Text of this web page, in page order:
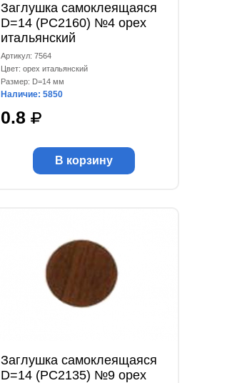
Заглушка самоклеящаяся
D=14 (РС2160) №4 орех
итальянский
Артикул: 7564
Цвет: орех итальянский
Размер: D=14 мм
Наличие: 5850
0.8
В корзину
Заглушка самоклеящаяся
D=14 (РС2135) №9 орех